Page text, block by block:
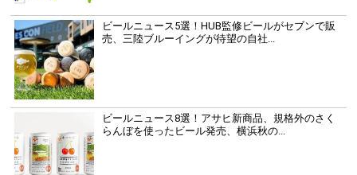
ビールニュース5選！HUB監修ビールがセブンで販
売、三陸ブルーイングが待望の自社...
ビールニュース8選！アサヒ新商品、規格外のさく
らんぼを使ったビール発売、横浜秋の...